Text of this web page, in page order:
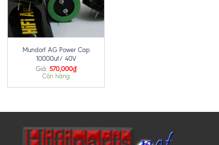
Mundorf AG Power Cap
10000uf/ 40V
Giá: 570,000₫
Còn hàng